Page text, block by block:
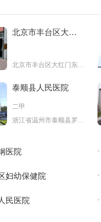
北京市丰台区大红
北京市丰台区大红门东后街156号
泰顺县人民医院
二甲
浙江省温州市泰顺县罗阳镇新城大
医院
妇幼保健院
民医院